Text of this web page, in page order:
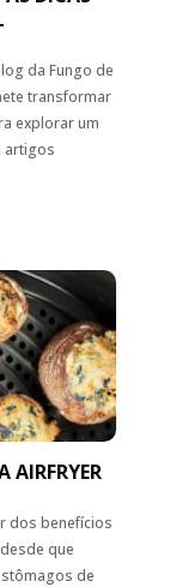
da Fungo de
transformar
explorar um
artigos
AIRFRYER
dos benefícios
que
de